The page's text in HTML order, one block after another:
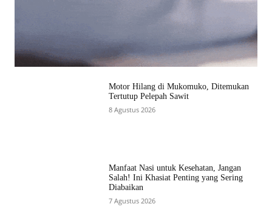
Motor Hilang di Mukomuko, Ditemukan
Tertutup Pelepah Sawit
8 Agustus 2026
Manfaat Nasi untuk Kesehatan, Jangan
Salah! Ini Khasiat Penting yang Sering
Diabaikan
7 Agustus 2026